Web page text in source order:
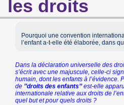
les droits
Pourquoi une convention
l’enfant a-t-elle été élaborée, dans
Dans la déclaration universelle des
s’écrit avec une majuscule, celle-ci
humain, dont les enfants à l’évidence.
de ’’droits des enfants’’est-elle
internationale relative aux droits de
quel but et pour quels droits ?